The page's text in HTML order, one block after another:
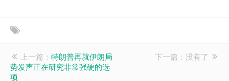
上一篇： 特朗普再就伊朗局
势发声正在研究非常强硬的选
项
下一篇：没有了